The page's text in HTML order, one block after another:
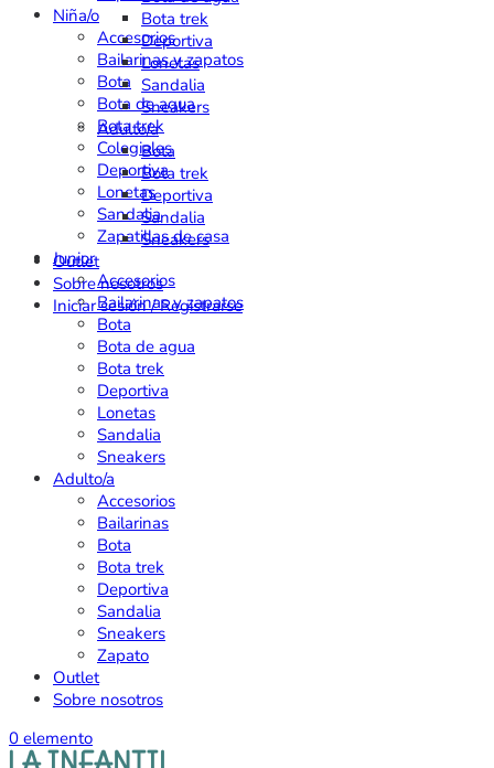
Niña/o
Accesorios
Bailarinas y zapatos
Bota
Bota de agua
Bota trek
Colegiales
Deportiva
Lonetas
Sandalia
Zapatillas de casa
Junior
Accesorios
Bailarinas y zapatos
Bota
Bota de agua
Bota trek
Deportiva
Lonetas
Sandalia
Sneakers
Adulto/a
Accesorios
Bailarinas
Bota
Bota trek
Deportiva
Sandalia
Sneakers
Zapato
Outlet
Sobre nosotros
0 elemento
Bota trek
Deportiva
Lonetas
Sandalia
Sneakers
Adulto/a
Bota
Bota trek
Deportiva
Sandalia
Sneakers
Outlet
Sobre nosotros
Iniciar sesión / Registrarse